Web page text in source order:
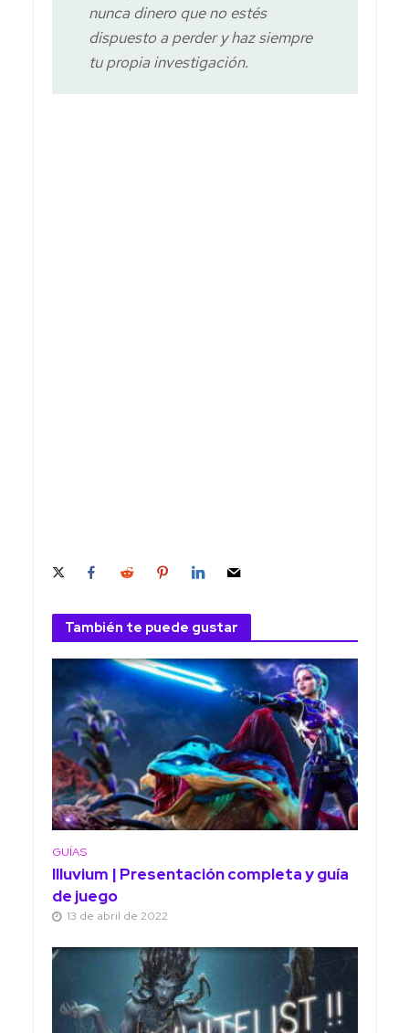
nunca dinero que no estés
dispuesto a perder y haz siempre
tu propia investigación.
También te puede gustar
GUÍAS
Illuvium | Presentación completa y guía
de juego
13 de abril de 2022